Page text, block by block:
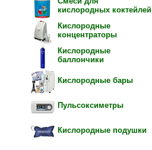
кислородных коктейлей
Кислородные
концентраторы
Кислородные
баллончики
Кислородные бары
Пульсоксиметры
Кислородные подушки